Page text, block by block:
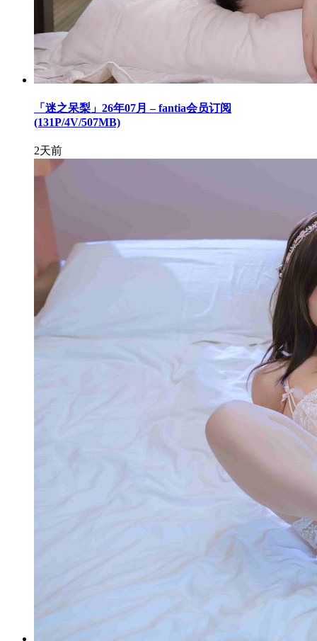
「迷之呆梨」26年07月 – fantia会员订阅
(131P/4V/507MB)
2天前